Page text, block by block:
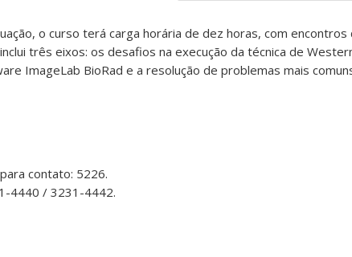
o curso terá carga horária de dez horas, com encontros
três eixos: os desafios na execução da técnica de
ImageLab BioRad e a resolução de problemas mais
contato: 5226.
4440 / 3231-4442.